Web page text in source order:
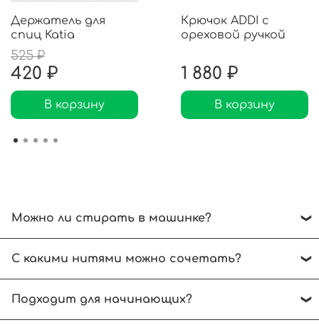
Держатель для
спиц Katia
525 ₽
420 ₽
В корзину
Крючок ADDI с
ореховой ручкой
1 880 ₽
В корзину
Можно ли стирать в машинке?
до 30 градусов. Отжимать без выкручивания.
Сушить на горизонтальной поверхности.
С какими нитями можно сочетать?
спиц.
Подходит для начинающих?